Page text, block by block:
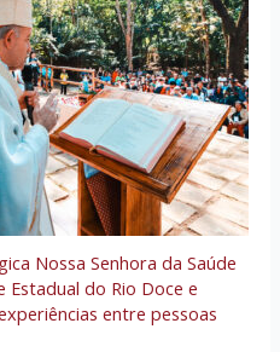
Nossa Senhora da Saúde
do Rio Doce e
entre pessoas